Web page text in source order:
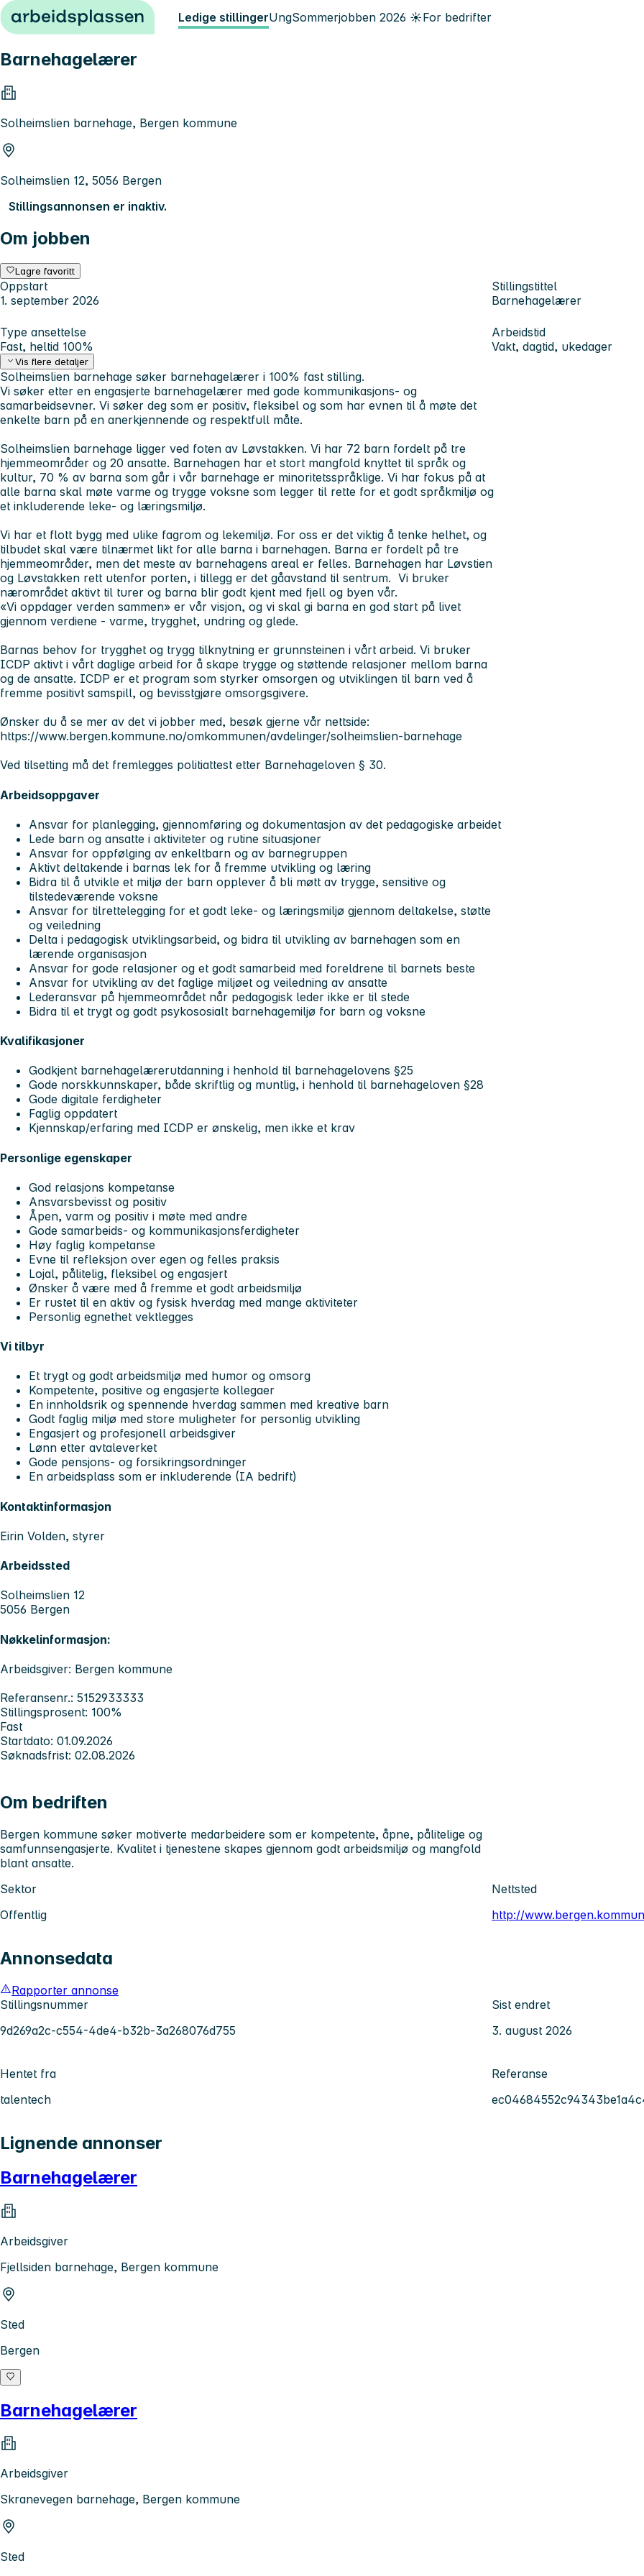
Hopp til innhold Ledige stillingerUngSommerjobben 2026 ☀️For bedrifter
Barnehagelærer
Solheimslien barnehage, Bergen kommune
Solheimslien 12, 5056 Bergen
Stillingsannonsen er inaktiv.
Om jobben
Lagre favoritt
Oppstart
1. september 2026
Stillingstittel
Barnehagelærer
Type ansettelse
Fast, heltid 100%
Arbeidstid
Vakt, dagtid, ukedager
Vis flere detaljer
Solheimslien barnehage søker barnehagelærer i 100% fast stilling.
Vi søker etter en engasjerte barnehagelærer med gode kommunikasjons- og
samarbeidsevner. Vi søker deg som er positiv, fleksibel og som har evnen til å møte det
enkelte barn på en anerkjennende og respektfull måte.
Solheimslien barnehage ligger ved foten av Løvstakken. Vi har 72 barn fordelt på tre
hjemmeområder og 20 ansatte. Barnehagen har et stort mangfold knyttet til språk og
kultur, 70 % av barna som går i vår barnehage er minoritetsspråklige. Vi har fokus på at
alle barna skal møte varme og trygge voksne som legger til rette for et godt språkmiljø og
et inkluderende leke- og læringsmiljø.
Vi har et flott bygg med ulike fagrom og lekemiljø. For oss er det viktig å tenke helhet, og
tilbudet skal være tilnærmet likt for alle barna i barnehagen. Barna er fordelt på tre
hjemmeområder, men det meste av barnehagens areal er felles. Barnehagen har Løvstien
og Løvstakken rett utenfor porten, i tillegg er det gåavstand til sentrum. Vi bruker
nærområdet aktivt til turer og barna blir godt kjent med fjell og byen vår.
«Vi oppdager verden sammen» er vår visjon, og vi skal gi barna en god start på livet
gjennom verdiene - varme, trygghet, undring og glede.
Barnas behov for trygghet og trygg tilknytning er grunnsteinen i vårt arbeid. Vi bruker
ICDP aktivt i vårt daglige arbeid for å skape trygge og støttende relasjoner mellom barna
og de ansatte. ICDP er et program som styrker omsorgen og utviklingen til barn ved å
fremme positivt samspill, og bevisstgjøre omsorgsgivere.
Ønsker du å se mer av det vi jobber med, besøk gjerne vår nettside:
https://www.bergen.kommune.no/omkommunen/avdelinger/solheimslien-barnehage
Ved tilsetting må det fremlegges politiattest etter Barnehageloven § 30.
Arbeidsoppgaver
Ansvar for planlegging, gjennomføring og dokumentasjon av det pedagogiske arbeidet
Lede barn og ansatte i aktiviteter og rutine situasjoner
Ansvar for oppfølging av enkeltbarn og av barnegruppen
Aktivt deltakende i barnas lek for å fremme utvikling og læring
Bidra til å utvikle et miljø der barn opplever å bli møtt av trygge, sensitive og
tilstedeværende voksne
Ansvar for tilrettelegging for et godt leke- og læringsmiljø gjennom deltakelse, støtte
og veiledning
Delta i pedagogisk utviklingsarbeid, og bidra til utvikling av barnehagen som en
lærende organisasjon
Ansvar for gode relasjoner og et godt samarbeid med foreldrene til barnets beste
Ansvar for utvikling av det faglige miljøet og veiledning av ansatte
Lederansvar på hjemmeområdet når pedagogisk leder ikke er til stede
Bidra til et trygt og godt psykososialt barnehagemiljø for barn og voksne
Kvalifikasjoner
Godkjent barnehagelærerutdanning i henhold til barnehagelovens §25
Gode norskkunnskaper, både skriftlig og muntlig, i henhold til barnehageloven §28
Gode digitale ferdigheter
Faglig oppdatert
Kjennskap/erfaring med ICDP er ønskelig, men ikke et krav
Personlige egenskaper
God relasjons kompetanse
Ansvarsbevisst og positiv
Åpen, varm og positiv i møte med andre
Gode samarbeids- og kommunikasjonsferdigheter
Høy faglig kompetanse
Evne til refleksjon over egen og felles praksis
Lojal, pålitelig, fleksibel og engasjert
Ønsker å være med å fremme et godt arbeidsmiljø
Er rustet til en aktiv og fysisk hverdag med mange aktiviteter
Personlig egnethet vektlegges
Vi tilbyr
Et trygt og godt arbeidsmiljø med humor og omsorg
Kompetente, positive og engasjerte kollegaer
En innholdsrik og spennende hverdag sammen med kreative barn
Godt faglig miljø med store muligheter for personlig utvikling
Engasjert og profesjonell arbeidsgiver
Lønn etter avtaleverket
Gode pensjons- og forsikringsordninger
En arbeidsplass som er inkluderende (IA bedrift)
Kontaktinformasjon
Eirin Volden, styrer
Arbeidssted
Solheimslien 12
5056 Bergen
Nøkkelinformasjon:
Arbeidsgiver: Bergen kommune
Referansenr.: 5152933333
Stillingsprosent: 100%
Fast
Startdato: 01.09.2026
Søknadsfrist: 02.08.2026
Om bedriften
Bergen kommune søker motiverte medarbeidere som er kompetente, åpne, pålitelige og
samfunnsengasjerte. Kvalitet i tjenestene skapes gjennom godt arbeidsmiljø og mangfold
blant ansatte.
Sektor
Offentlig
Nettsted
http://
Annonsedata
Rapporter annonse
Stillingsnummer
9d269a2c-c554-4de4-b32b-3a268076d755
Sist endret
3. august 2026
Hentet fra
talentech
Referanse
Lignende annonser
Barnehagelærer
Arbeidsgiver
Fjellsiden barnehage, Bergen kommune
Sted
Bergen
Barnehagelærer
Arbeidsgiver
Skranevegen barnehage, Bergen kommune
Sted